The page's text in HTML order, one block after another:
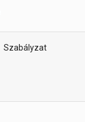
Szabályzat